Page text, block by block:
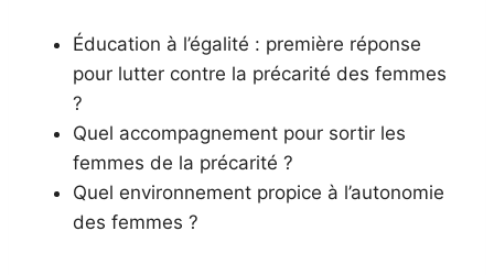
Éducation à l’égalité : première réponse
pour lutter contre la précarité des femmes
?
Quel accompagnement pour sortir les
femmes de la précarité ?
Quel environnement propice à l’autonomie
des femmes ?